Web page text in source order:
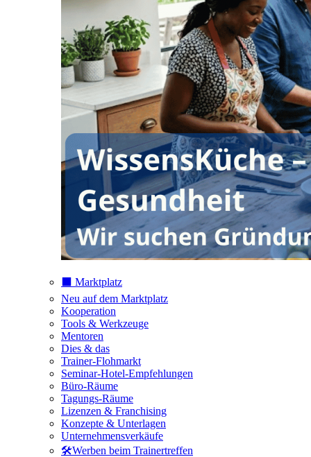
⬛️ Marktplatz
Neu auf dem Marktplatz
Kooperation
Tools & Werkzeuge
Mentoren
Dies & das
Trainer-Flohmarkt
Seminar-Hotel-Empfehlungen
Büro-Räume
Tagungs-Räume
Lizenzen & Franchising
Konzepte & Unterlagen
Unternehmensverkäufe
🛠️Werben beim Trainertreffen